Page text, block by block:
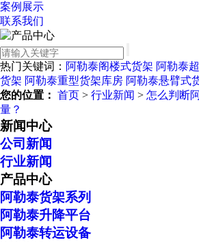
案例展示
联系我们
热门关键词： 阿勒泰阁楼式货架 阿勒泰
货架 阿勒泰重型货架库房 阿勒泰悬臂式
您的位置： 首页 > 行业新闻 > 怎么判断
量？
新闻中心
公司新闻
行业新闻
产品中心
阿勒泰货架系列
阿勒泰升降平台
阿勒泰转运设备